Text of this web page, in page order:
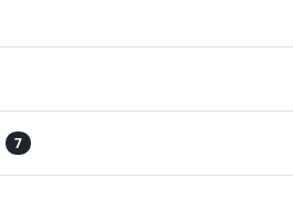
7